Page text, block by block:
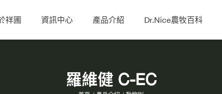
祥圃 資訊中心 產品介紹 Dr.Nice農牧百科
羅維健 C-EC